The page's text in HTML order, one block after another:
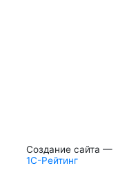
Создание сайта —
1С-Рейтинг